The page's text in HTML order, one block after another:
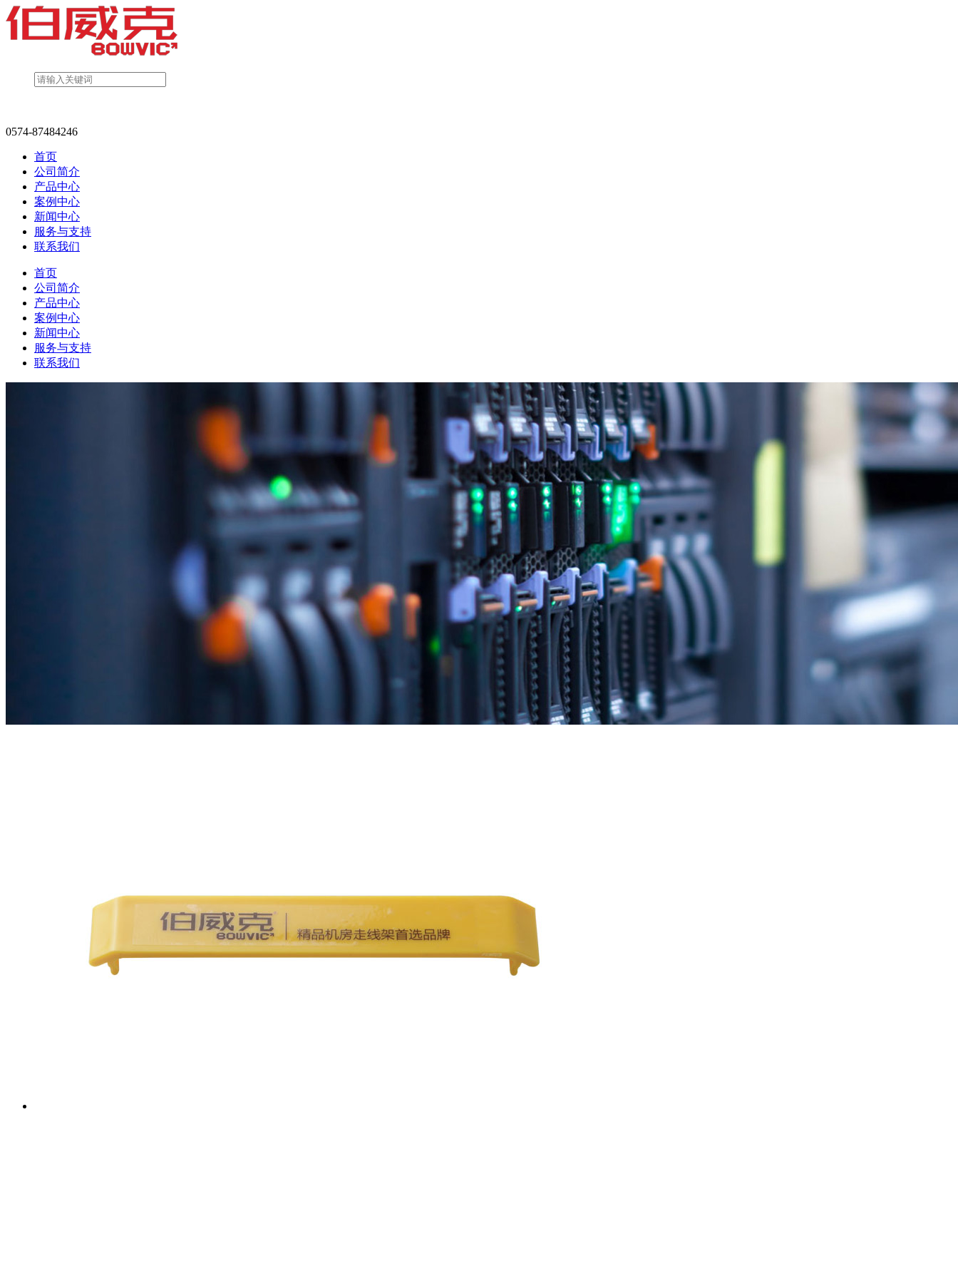
0574-87484246
首页
公司简介
产品中心
案例中心
新闻中心
服务与支持
联系我们
首页
公司简介
产品中心
案例中心
新闻中心
服务与支持
联系我们